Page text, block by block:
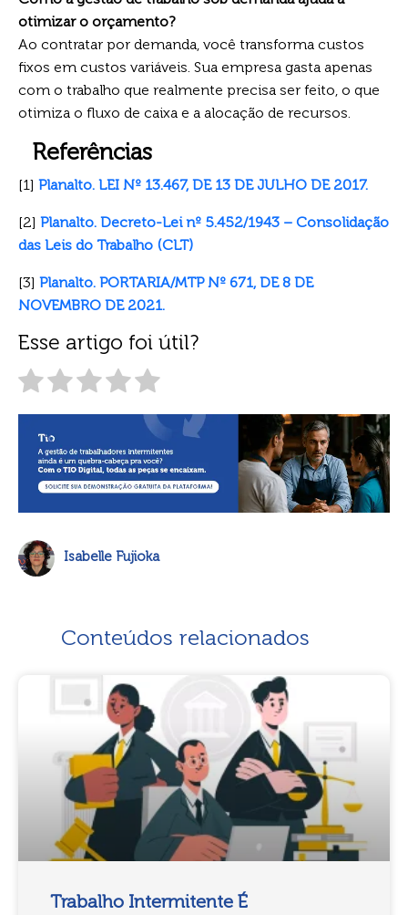
otimizar o orçamento?
Ao contratar por demanda, você transforma custos
fixos em custos variáveis. Sua empresa gasta apenas
com o trabalho que realmente precisa ser feito, o que
otimiza o fluxo de caixa e a alocação de recursos.
Referências
[1] Planalto. LEI Nº 13.467, DE 13 DE JULHO DE 2017.
[2] Planalto. Decreto-Lei nº 5.452/1943 – Consolidação
das Leis do Trabalho (CLT)
[3] Planalto. PORTARIA/MTP Nº 671, DE 8 DE
NOVEMBRO DE 2021.
Esse artigo foi útil?
Isabelle Fujioka
Conteúdos relacionados
Trabalho Intermitente É